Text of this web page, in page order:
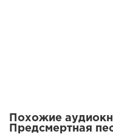
Похожие
Предсмертная